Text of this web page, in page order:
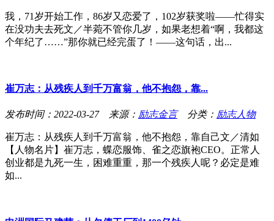
我，71岁开始工作，86岁又恋爱了，102岁获奖啦——忙得实
在没功夫去死文／半菀不管你几岁，如果老想着“啊，我都这
个年纪了……”那你就已经完蛋了！——这句话，出...
崔万志：从残疾人到千万富翁，他不抱怨，靠...
发布时间：2022-03-27 来源： 励志金言分类： 励志人物
崔万志：从残疾人到千万富翁，他不抱怨，靠自己文／清如
【人物名片】崔万志，蝶恋服饰、雀之恋旗袍CEO。正常人
创业都是九死一生，困难重重，那一个残疾人呢？必定是难
如...